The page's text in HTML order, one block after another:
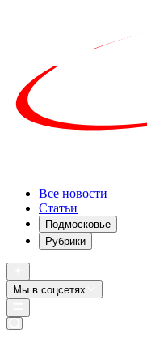
Все новости
Статьи
Подмосковье
Рубрики
Мы в соцсетях